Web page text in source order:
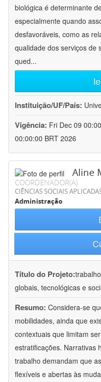
biológica é determinante
especialmente quando
desfavoráveis, como as
qualidade dos serviços de
qued...
Instituição/UF/País:
Vigência: Fri Dec 09
00:00:00 BRT 2026
Aline
COORDENADOR(A)
CIÊNCIAS SOCIAIS
Administração
Título do Projeto:
globais, tecnológicas e
Resumo: Considera-se
mobilidades, ainda que
contextuais que limitam
estratificações. Narrativas
trabalho demandam que
flexíveis e abertas às